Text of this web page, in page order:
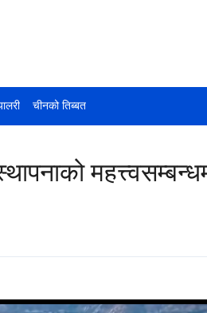
चीनको तिब्बत